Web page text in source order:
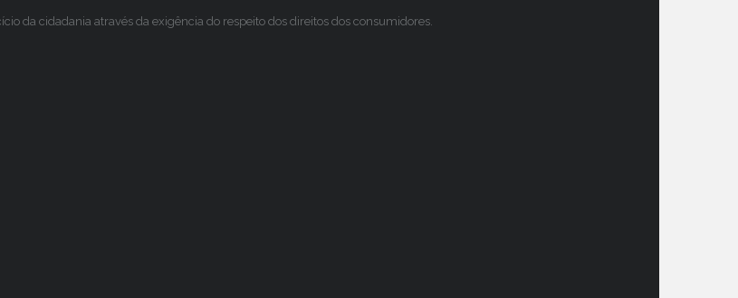
da cidadania através da exigência do respeito dos direitos dos consumidores.